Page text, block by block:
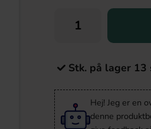
Stk. på lager 13
Hej! Jeg er en
denne